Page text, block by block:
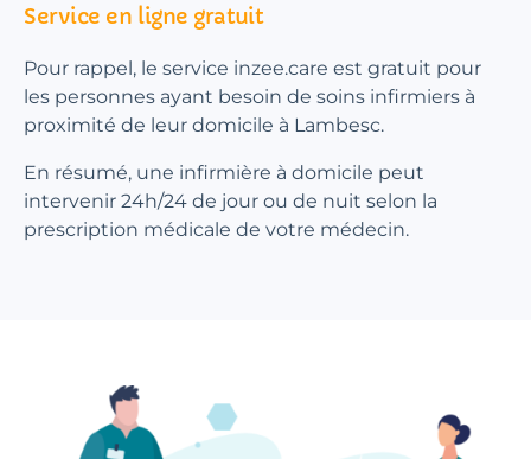
Service en ligne gratuit
Pour rappel, le service inzee.care est gratuit pour
les personnes ayant besoin de soins infirmiers à
proximité de leur domicile à Lambesc.
En résumé, une infirmière à domicile peut
intervenir 24h/24 de jour ou de nuit selon la
prescription médicale de votre médecin.